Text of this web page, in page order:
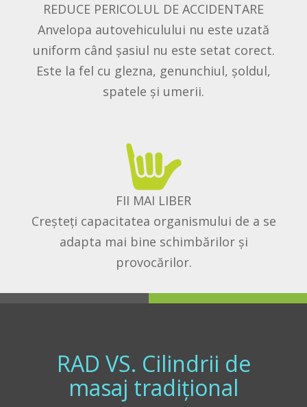
REDUCE PERICOLUL DE ACCIDENTARE
Anvelopa autovehiculului nu este uzată
uniform când șasiul nu este setat corect.
Este la fel cu glezna, genunchiul, șoldul,
spatele și umerii.
FII MAI LIBER
Creșteți capacitatea organismului de a se
adapta mai bine schimbărilor și
provocărilor.
RAD VS. Cilindrii de
masaj tradițional